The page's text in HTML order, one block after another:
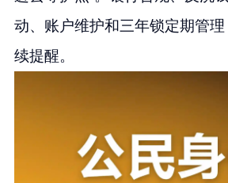
动、账户维护和三年锁定期管
续提醒。